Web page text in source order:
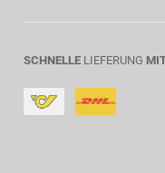
SCHNELLE LIEFERUNG